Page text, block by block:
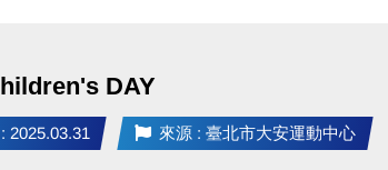
DAY
2025.03.31 來源 : 臺北市大安運動中心